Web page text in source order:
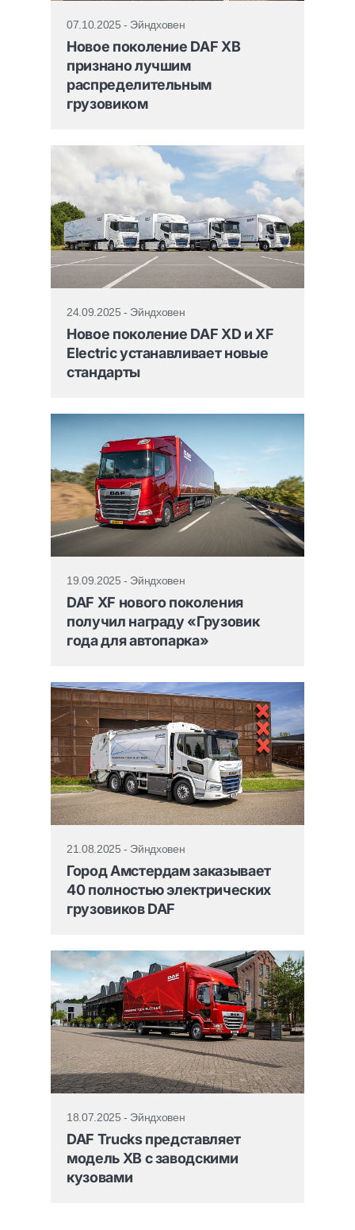
07.10.2025 - Эйндховен
Новое поколение DAF XB
признано лучшим
распределительным
грузовиком
24.09.2025 - Эйндховен
Новое поколение DAF XD и XF
Electric устанавливает новые
стандарты
19.09.2025 - Эйндховен
DAF XF нового поколения
получил награду «Грузовик
года для автопарка»
21.08.2025 - Эйндховен
Город Амстердам заказывает
40 полностью электрических
грузовиков DAF
18.07.2025 - Эйндховен
DAF Trucks представляет
модель XB с заводскими
кузовами